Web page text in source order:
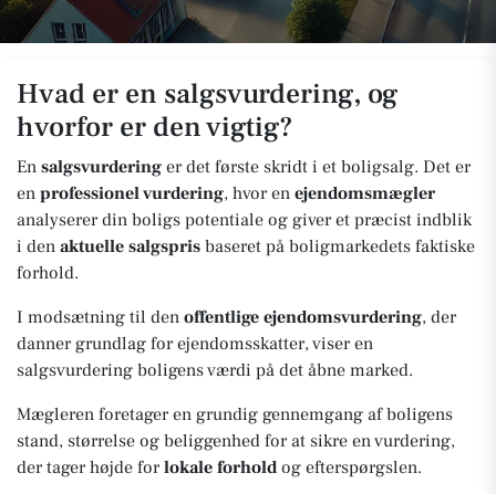
Hvad er en salgsvurdering, og
hvorfor er den vigtig?
En salgsvurdering er det første skridt i et boligsalg. Det er
en professionel vurdering, hvor en ejendomsmægler
analyserer din boligs potentiale og giver et præcist indblik
i den aktuelle salgspris baseret på boligmarkedets faktiske
forhold.
I modsætning til den offentlige ejendomsvurdering, der
danner grundlag for ejendomsskatter, viser en
salgsvurdering boligens værdi på det åbne marked.
Mægleren foretager en grundig gennemgang af boligens
stand, størrelse og beliggenhed for at sikre en vurdering,
der tager højde forlokale forhold og efterspørgslen.